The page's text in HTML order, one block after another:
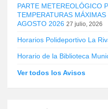
PARTE METEREOLÓGICO
TEMPERATURAS
AGOSTO 2026 27 julio, 2026
Horarios Polideportivo La
Horario de la Biblioteca
Ver todos los Avisos